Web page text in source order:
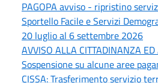
PAGOPA avviso - ripristino
Sportello Facile e Servizi
20 luglio al 6 settembre 2026
AVVISO ALLA CITTADINANZA ED
Sospensione su alcune aree
CISSA: Trasferimento servizio